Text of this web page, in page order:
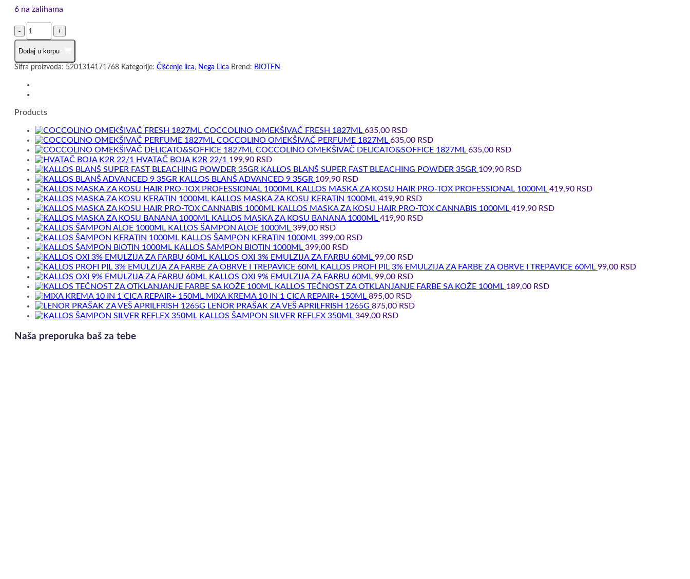
6 na zalihama
BIOTEN
MICELARNA
HYDRO
X-
ZA
SVE
KOŽE
400ML
količina
Dodaj u korpu
Šifra proizvoda: 5201314171768 Kategorije: Čišćenje lica, Nega Lica Brend: BIOTEN
Products
COCCOLINO OMEKŠIVAČ FRESH 1827ML 635,00 RSD
COCCOLINO OMEKŠIVAČ PERFUME 1827ML 635,00 RSD
COCCOLINO OMEKŠIVAČ DELICATO&SOFFICE 1827ML 635,00 RSD
HVATAČ BOJA K2R 22/1 199,90 RSD
KALLOS BLANŠ SUPER FAST BLEACHING POWDER 35GR 109,90 RSD
KALLOS BLANŠ ADVANCED 9 35GR 109,90 RSD
KALLOS MASKA ZA KOSU HAIR PRO-TOX PROFESSIONAL 1000ML 419,90 RSD
KALLOS MASKA ZA KOSU KERATIN 1000ML 419,90 RSD
KALLOS MASKA ZA KOSU HAIR PRO-TOX CANNABIS 1000ML 419,90 RSD
KALLOS MASKA ZA KOSU BANANA 1000ML 419,90 RSD
KALLOS ŠAMPON ALOE 1000ML 399,00 RSD
KALLOS ŠAMPON KERATIN 1000ML 399,00 RSD
KALLOS ŠAMPON BIOTIN 1000ML 399,00 RSD
KALLOS OXI 3% EMULZIJA ZA FARBU 60ML 99,00 RSD
KALLOS PROFI PIL 3% EMULZIJA ZA FARBE ZA OBRVE I TREPAVICE 60ML 99,00 RSD
KALLOS OXI 9% EMULZIJA ZA FARBU 60ML 99,00 RSD
KALLOS TEČNOST ZA OTKLANJANJE FARBE SA KOŽE 100ML 189,00 RSD
MIXA KREMA 10 IN 1 CICA REPAIR+ 150ML 895,00 RSD
LENOR PRAŠAK ZA VEŠ APRILFRISH 1265G 875,00 RSD
KALLOS ŠAMPON SILVER REFLEX 350ML 349,00 RSD
Naša preporuka baš za tebe